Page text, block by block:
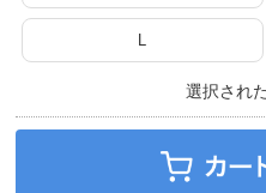
L
選択され